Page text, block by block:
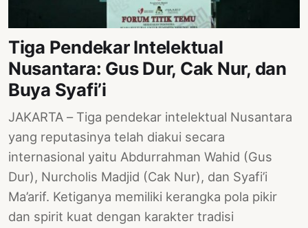
Tiga Pendekar Intelektual
Nusantara: Gus Dur, Cak Nur, dan
Buya Syafi’i
JAKARTA – Tiga pendekar intelektual Nusantara
yang reputasinya telah diakui secara
internasional yaitu Abdurrahman Wahid (Gus
Dur), Nurcholis Madjid (Cak Nur), dan Syafi’i
Ma’arif. Ketiganya memiliki kerangka pola pikir
dan spirit kuat dengan karakter tradisi